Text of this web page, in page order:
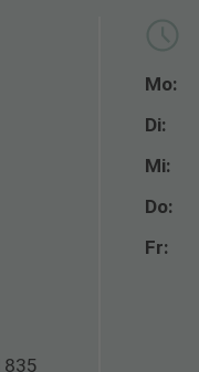
Mo:
Di:
Mi:
Do:
Fr: